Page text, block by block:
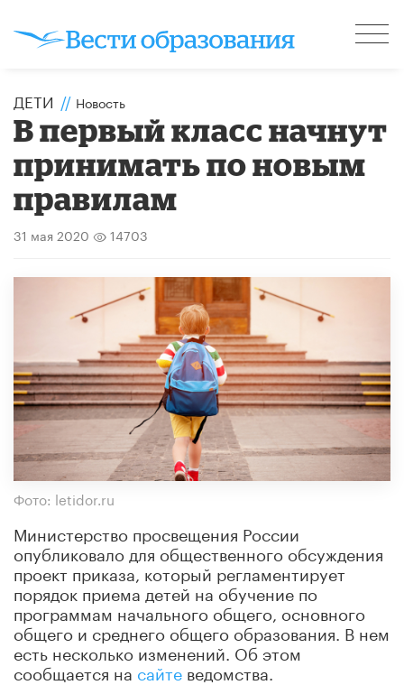
ДЕТИ // Новость
В первый класс начнут
принимать по новым
правилам
31 мая 2020 14703
Фото: letidor.ru
Министерство просвещения России
опубликовало для общественного обсуждения
проект приказа, который регламентирует
порядок приема детей на обучение по
программам начального общего, основного
общего и среднего общего образования. В нем
есть несколько изменений. Об этом
сообщается на сайте ведомства.